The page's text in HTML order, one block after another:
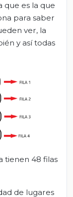
que es la que
para saber
ver, la
y así todas
tienen 48 filas
de lugares